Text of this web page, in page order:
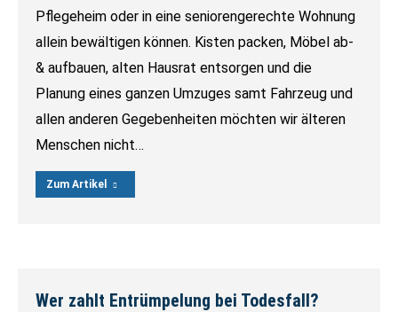
Pflegeheim oder in eine seniorengerechte Wohnung
allein bewältigen können. Kisten packen, Möbel ab-
& aufbauen, alten Hausrat entsorgen und die
Planung eines ganzen Umzuges samt Fahrzeug und
allen anderen Gegebenheiten möchten wir älteren
Menschen nicht…
Zum Artikel
Wer zahlt Entrümpelung bei Todesfall?